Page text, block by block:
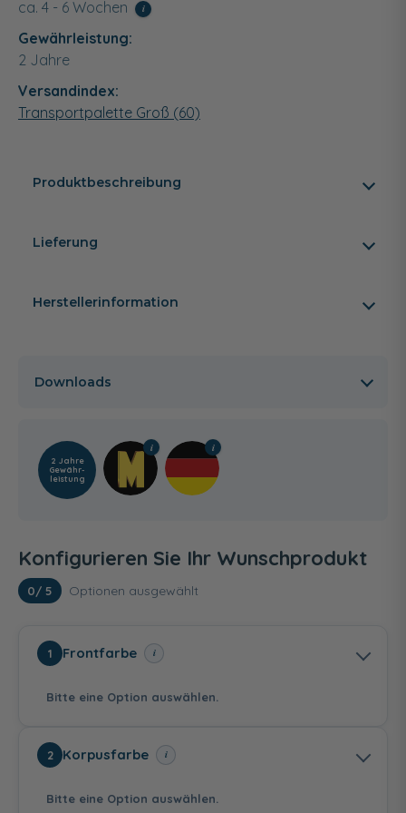
ca. 4 - 6 Wochen i
Gewährleistung:
2 Jahre
Versandindex:
Transportpalette Groß (60)
Produktbeschreibung
Lieferung
Herstellerinformation
Downloads
2 Jahre
Gewähr­
leistung
Konfigurieren Sie Ihr Wunschprodukt
0/ 5 Optionen ausgewählt
1 Frontfarbe i
Bitte eine Option auswählen.
2 Korpusfarbe i
Bitte eine Option auswählen.